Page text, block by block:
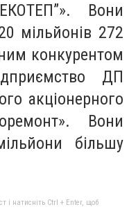
Вони
мільйонів 272
конкурентом
ДП
акціонерного
Вони
більшу
і натисніть Ctrl + Enter, щоб